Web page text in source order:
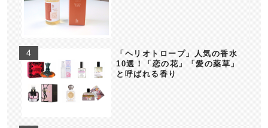
「ヘリオトロープ」人気の香水
10選！「恋の花」「愛の薬草」
と呼ばれる香り